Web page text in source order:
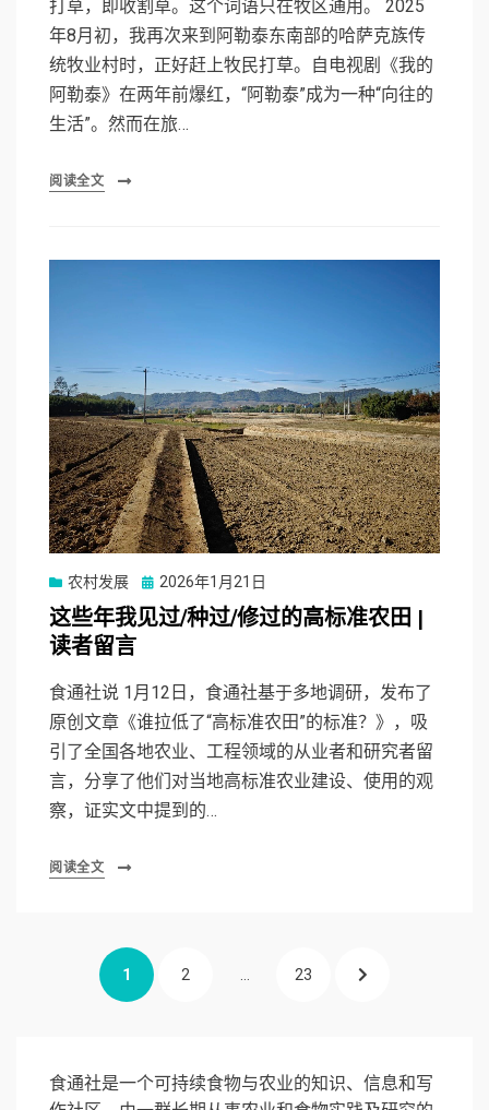
打草，即收割草。这个词语只在牧区通用。 2025
年8月初，我再次来到阿勒泰东南部的哈萨克族传
统牧业村时，正好赶上牧民打草。自电视剧《我的
阿勒泰》在两年前爆红，“阿勒泰”成为一种“向往的
生活”。然而在旅…
阅读全文
农村发展
Posted
on
2026年1月21日
这些年我见过/种过/修过的高标准农田 |
读者留言
食通社说 1月12日，食通社基于多地调研，发布了
原创文章《谁拉低了“高标准农田”的标准？》，吸
引了全国各地农业、工程领域的从业者和研究者留
言，分享了他们对当地高标准农业建设、使用的观
察，证实文中提到的…
阅读全文
PAGE
1 PAGE
2 PAGE
23 NEXT
食通社是一个可持续食物与农业的知识、信息和写